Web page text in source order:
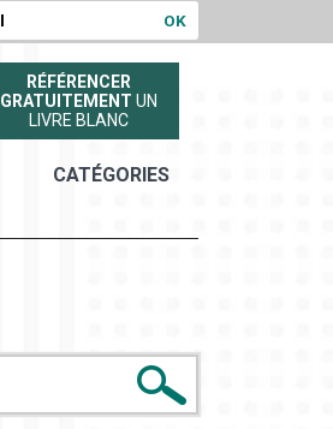
RÉFÉRENCER
GRATUITEMENT UN
LIVRE BLANC
CATÉGORIES